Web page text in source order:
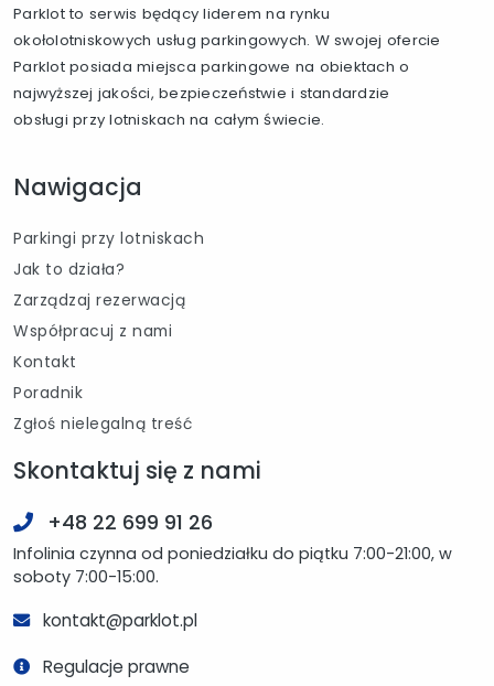
Parklot to serwis będący liderem na rynku
okołolotniskowych usług parkingowych. W swojej ofercie
Parklot posiada miejsca parkingowe na obiektach o
najwyższej jakości, bezpieczeństwie i standardzie
obsługi przy lotniskach na całym świecie.
Nawigacja
Parkingi przy lotniskach
Jak to działa?
Zarządzaj rezerwacją
Współpracuj z nami
Kontakt
Poradnik
Zgłoś nielegalną treść
Skontaktuj się z nami
+48 22 699 91 26
Infolinia czynna od poniedziałku do piątku 7:00-21:00, w
soboty 7:00-15:00.
kontakt@parklot.pl
Regulacje prawne